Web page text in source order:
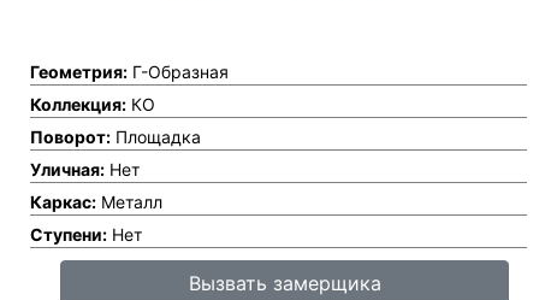
Геометрия: Г-Образная
Коллекция: КО
Поворот: Площадка
Уличная: Нет
Каркас: Металл
Ступени: Нет
Вызвать замерщика